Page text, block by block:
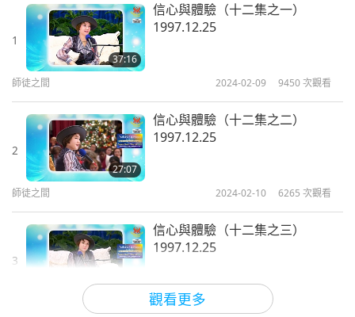
觀看更多
1
37:16
信心與體驗（十二集之一）
1997.12.25
師徒之間 2024-02-09 9450次觀看
2
27:07
信心與體驗（十二集之二）
1997.12.25
師徒之間 2024-02-10 6265 次觀看
3
信心與體驗（十二集之三）
1997.12.25